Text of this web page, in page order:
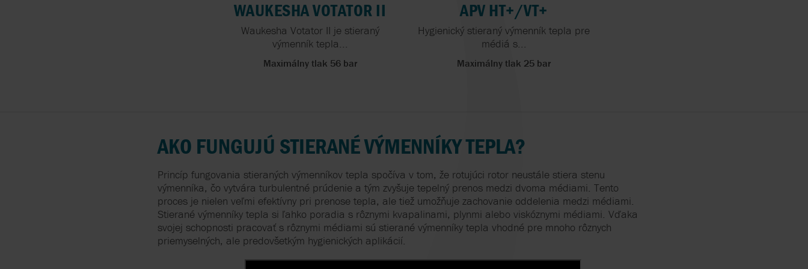
WAUKESHA VOTATOR II
Waukesha Votator II je stieraný
výmenník tepla...
Maximálny tlak 56 bar
APV HT+/VT+
Hygienický stieraný výmenník tepla pre
médiá s...
Maximálny tlak 25 bar
AKO FUNGUJÚ STIERANÉ VÝMENNÍKY TEPLA?
Princíp fungovania stieraných výmenníkov tepla spočíva v tom, že rotujúci rotor neustále stiera stenu
výmenníka, čo vytvára turbulentné prúdenie a tým zvyšuje tepelný prenos medzi dvoma médiami. Tento
proces je nielen veľmi efektívny pri prenose tepla, ale tiež umožňuje zachovanie oddelenia medzi médiami.
Stierané výmenníky tepla si ľahko poradia s rôznymi kvapalinami, plynmi alebo viskóznymi médiami. Vďaka
svojej schopnosti pracovať s rôznymi médiami sú stierané výmenníky tepla vhodné pre mnoho rôznych
priemyselných, ale predovšetkým hygienických aplikácií.